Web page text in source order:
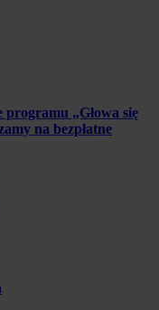
„Głowa się
na bezpłatne